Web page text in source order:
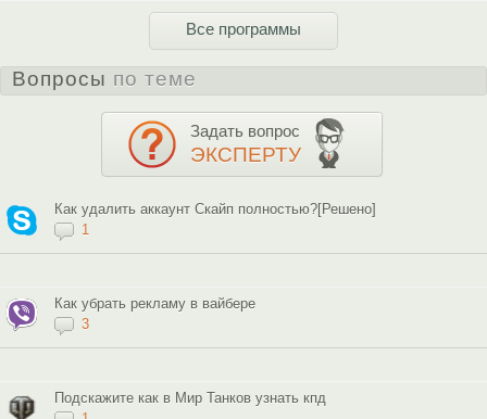
Все программы
Вопросы по теме
Задать вопрос
ЭКСПЕРТУ
Как удалить аккаунт Скайп полностью?[Решено]
1
Как убрать рекламу в вайбере
3
Подскажите как в Мир Танков узнать кпд